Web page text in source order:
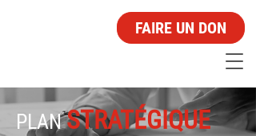
FAIRE UN DON
PLAN STRATÉGIQUE